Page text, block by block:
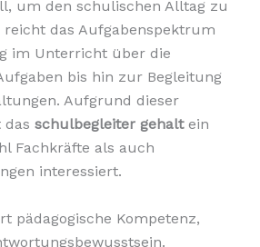
um den schulischen Alltag zu
reicht das Aufgabenspektrum
im Unterricht über die
bis hin zur Begleitung
Aufgrund dieser
das schulbegleiter gehaltein
Fachkräfte als auch
interessiert.
pädagogische Kompetenz,